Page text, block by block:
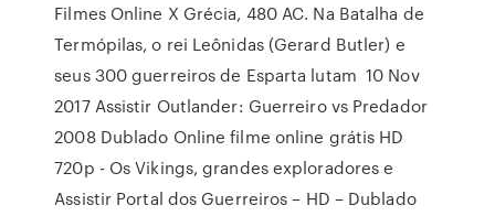
Filmes Online X Grécia, 480 AC. Na Batalha de
Termópilas, o rei Leônidas (Gerard Butler) e
seus 300 guerreiros de Esparta lutam 10 Nov
2017 Assistir Outlander: Guerreiro vs Predador
2008 Dublado Online filme online grátis HD
720p - Os Vikings, grandes exploradores e
Assistir Portal dos Guerreiros – HD – Dublado